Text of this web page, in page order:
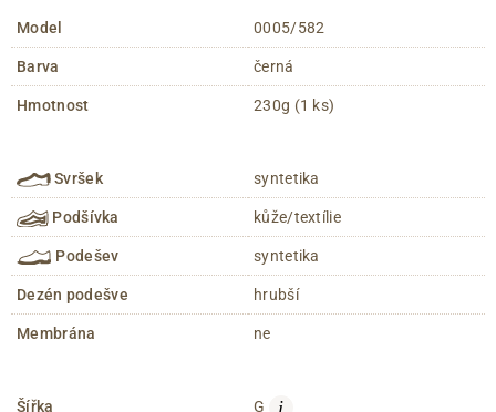
Model 0005/582
Barva černá
Hmotnost 230g (1 ks)
Svršek syntetika
Podšívka kůže/textílie
Podešev syntetika
Dezén podešve hrubší
Membrána ne
Šířka G